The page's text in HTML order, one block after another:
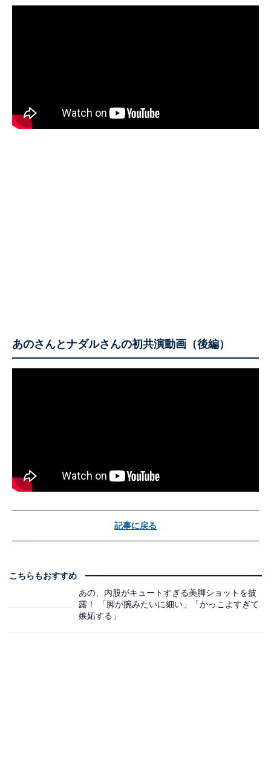
あのさんとナダルさんの初共演動画（後編）
記事に戻る
こちらもおすすめ
あの、内股がキュートすぎる美脚ショットを披
露！ 「脚が腕みたいに細い」「かっこよすぎて
嫉妬する」